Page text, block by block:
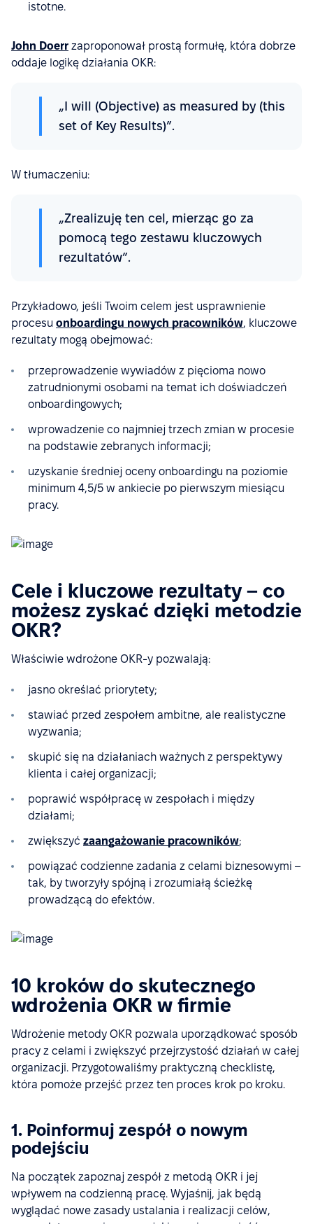
istotne.
John Doerr zaproponował prostą formułę, która dobrze
oddaje logikę działania OKR:
„I will (Objective) as measured by (this
set of Key Results)”.
W tłumaczeniu:
„Zrealizuję ten cel, mierząc go za
pomocą tego zestawu kluczowych
rezultatów”.
Przykładowo, jeśli Twoim celem jest usprawnienie
procesu onboardingu nowych pracowników, kluczowe
rezultaty mogą obejmować:
przeprowadzenie wywiadów z pięcioma nowo
zatrudnionymi osobami na temat ich doświadczeń
onboardingowych;
wprowadzenie co najmniej trzech zmian w procesie
na podstawie zebranych informacji;
uzyskanie średniej oceny onboardingu na poziomie
minimum 4,5/5 w ankiecie po pierwszym miesiącu
pracy.
Cele i kluczowe rezultaty – co
możesz zyskać dzięki metodzie
OKR?
Właściwie wdrożone OKR-y pozwalają:
jasno określać priorytety;
stawiać przed zespołem ambitne, ale realistyczne
wyzwania;
skupić się na działaniach ważnych z perspektywy
klienta i całej organizacji;
poprawić współpracę w zespołach i między
działami;
zwiększyć zaangażowanie pracowników;
powiązać codzienne zadania z celami biznesowymi –
tak, by tworzyły spójną i zrozumiałą ścieżkę
prowadzącą do efektów.
10 kroków do skutecznego
wdrożenia OKR w firmie
Wdrożenie metody OKR pozwala uporządkować sposób
pracy z celami i zwiększyć przejrzystość działań w całej
organizacji. Przygotowaliśmy praktyczną checklistę,
która pomoże przejść przez ten proces krok po kroku.
1. Poinformuj zespół o nowym
podejściu
Na początek zapoznaj zespół z metodą OKR i jej
wpływem na codzienną pracę. Wyjaśnij, jak będą
wyglądać nowe zasady ustalania i realizacji celów,